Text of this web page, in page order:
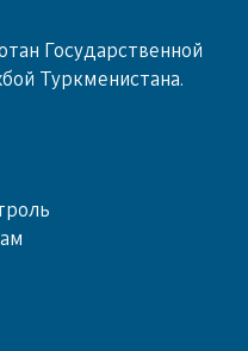
Государственной
Туркменистана.